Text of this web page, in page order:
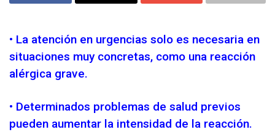
• La atención en urgencias solo es necesaria en
situaciones muy concretas, como una reacción
alérgica grave.
• Determinados problemas de salud previos
pueden aumentar la intensidad de la reacción.